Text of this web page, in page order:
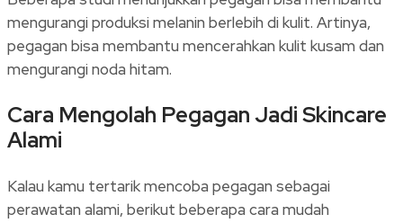
mengurangi produksi melanin berlebih di kulit. Artinya,
pegagan bisa membantu mencerahkan kulit kusam dan
mengurangi noda hitam.
Cara Mengolah Pegagan Jadi Skincare
Alami
Kalau kamu tertarik mencoba pegagan sebagai
perawatan alami, berikut beberapa cara mudah